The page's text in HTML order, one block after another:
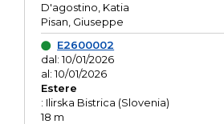
D'agostino, Katia
Pisan, Giuseppe
E2600002
dal: 10/01/2026
al: 10/01/2026
Estere
: Ilirska Bistrica (Slovenia)
18 m